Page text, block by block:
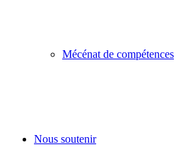
Mécénat de compétences
Nous soutenir